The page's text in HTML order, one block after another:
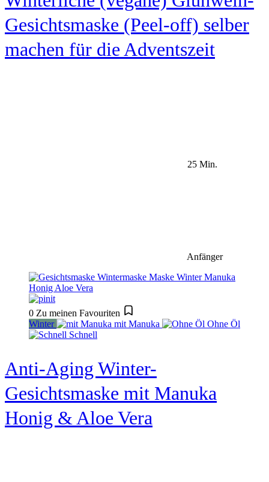
Gesichtsmaske (Peel-off) selber
machen für die Adventszeit
25 Min.
Anfänger
0 Zu meinen Favouriten
Winter
mit Manuka
Ohne Öl
Schnell
Anti-Aging Winter-
Gesichtsmaske mit Manuka
Honig & Aloe Vera